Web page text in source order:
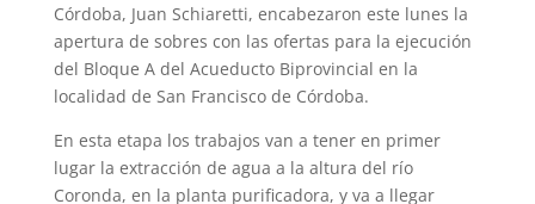
h
a
t
s
A
e
l
e
g
r
w
i
t
t
e
i
n
t
e
r
a
c
e
b
o
m
a
i
l
h
a
r
e
Córdoba, Juan Schiaretti, encabezaron este lunes la
apertura de sobres con las ofertas para la ejecución
del Bloque A del Acueducto Biprovincial en la
localidad de San Francisco de Córdoba.
En esta etapa los trabajos van a tener en primer
lugar la extracción de agua a la altura del río
Coronda, en la planta purificadora, y va a llegar